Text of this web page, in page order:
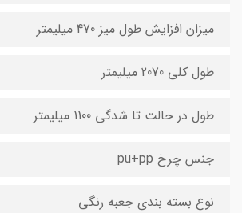
میزان افزایش طول میز 470 میلیمتر
طول کلی 2070 میلیمتر
طول در حالت تا شدگی 1100 میلیمتر
جنس چرخ pu+pp
نوع بسته بندی جعبه رنگی